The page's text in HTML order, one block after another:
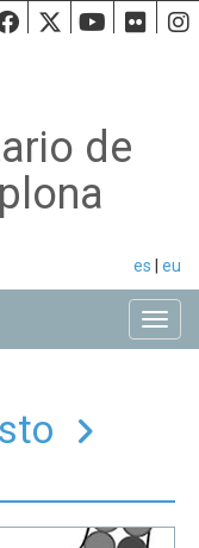
Facebook
Twiiter
de
es eu